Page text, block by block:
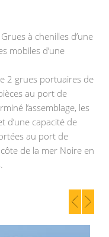
à chenilles d’une
mobiles d’une
2 grues portuaires de
au port de
l’assemblage, les
d’une capacité de
au port de
de la mer Noire en